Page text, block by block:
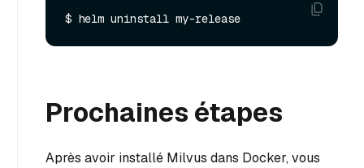
Prochaines étapes
Après avoir installé Milvus dans Docker, vous